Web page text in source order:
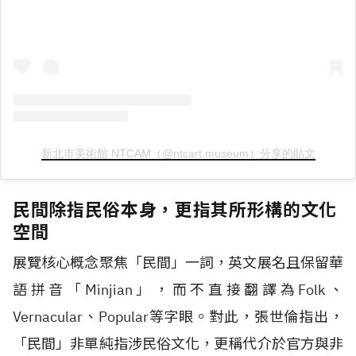
新北市美術館 NTCAM（@ntcart.museum）分享的貼文
民間除指民俗本身，更指其所形構的文化
空間
展覽核心概念聚焦「民間」一詞，英文展名且保留華
語拼音「Minjian」，而不直接翻譯為Folk、
Vernacular、Popular等字眼。對此，張世倫指出，
「民間」非單純指涉民俗文化，更稱代介於官方與非